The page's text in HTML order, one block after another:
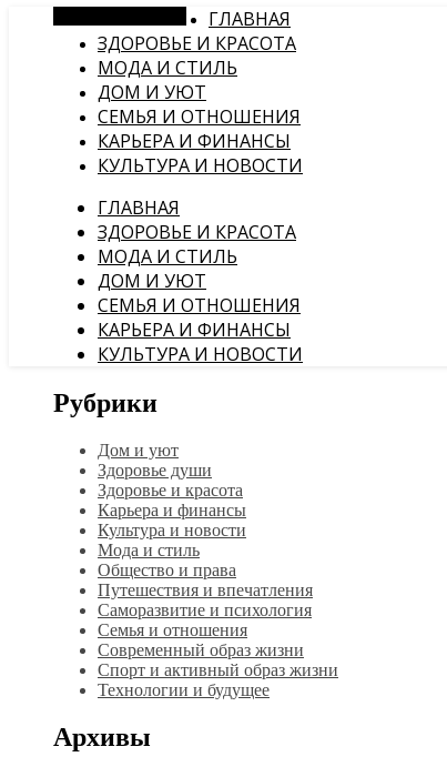
ГЛАВНАЯ
ЗДОРОВЬЕ И КРАСОТА
МОДА И СТИЛЬ
ДОМ И УЮТ
СЕМЬЯ И ОТНОШЕНИЯ
КАРЬЕРА И ФИНАНСЫ
КУЛЬТУРА И НОВОСТИ
ГЛАВНАЯ
ЗДОРОВЬЕ И КРАСОТА
МОДА И СТИЛЬ
ДОМ И УЮТ
СЕМЬЯ И ОТНОШЕНИЯ
КАРЬЕРА И ФИНАНСЫ
КУЛЬТУРА И НОВОСТИ
Рубрики
Дом и уют
Здоровье души
Здоровье и красота
Карьера и финансы
Культура и новости
Мода и стиль
Общество и права
Путешествия и впечатления
Саморазвитие и психология
Семья и отношения
Современный образ жизни
Спорт и активный образ жизни
Технологии и будущее
Архивы